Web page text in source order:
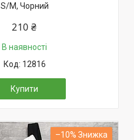
S/M, Чорний
210 ₴
В наявності
12816
Купити
–10%